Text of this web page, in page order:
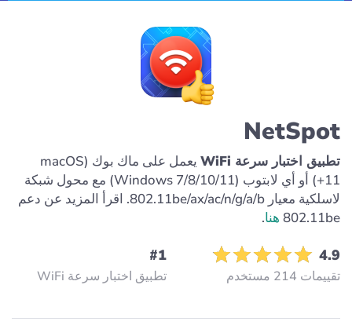
NetSpot
تطبيق اختبار سرعة WiFi
يعمل على ماك بوك (macOS
11+) أو أي لابتوب (Windows 7/8/10/11) مع محول شبكة
لاسلكية معيار 802.11be/ax/ac/n/g/a/b. اقرأ المزيد عن دعم
802.11be هنا.
4.9
تقييمات 214 مستخدم
#1
تطبيق اختبار سرعة WiFi